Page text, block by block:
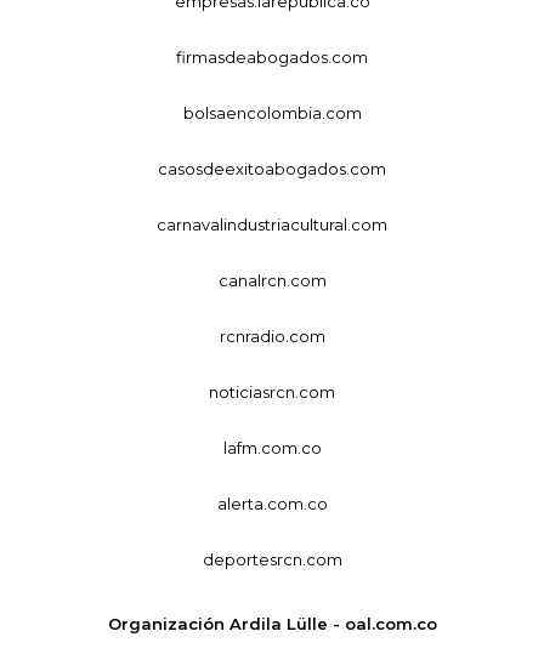
firmasdeabogados.com
bolsaencolombia.com
casosdeexitoabogados.com
carnavalindustriacultural.com
canalrcn.com
rcnradio.com
noticiasrcn.com
lafm.com.co
alerta.com.co
deportesrcn.com
Organización Ardila Lülle - oal.com.co